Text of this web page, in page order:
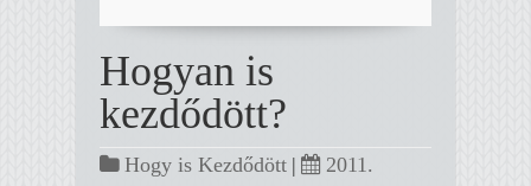
Hogyan is
kezdődött?
Hogy is Kezdődött |
2011.